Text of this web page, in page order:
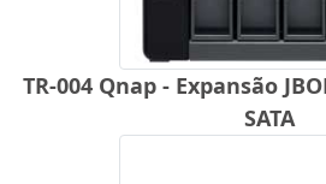
TR-004 Qnap - Expansão
SATA